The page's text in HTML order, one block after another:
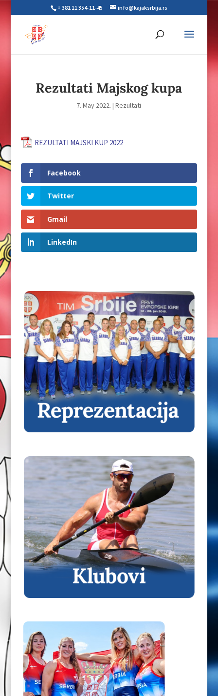
+ 381 11 354-11-45 info@kajaksrbija.rs
Rezultati Majskog kupa
7. May 2022. |Rezultati
REZULTATI MAJSKI KUP 2022
Facebook
Twitter
Gmail
LinkedIn